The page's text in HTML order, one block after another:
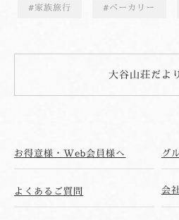
家族旅行 ベーカリー
大谷山荘だよ
お得意様・Web会員様へ グ
よくあるご質問 会